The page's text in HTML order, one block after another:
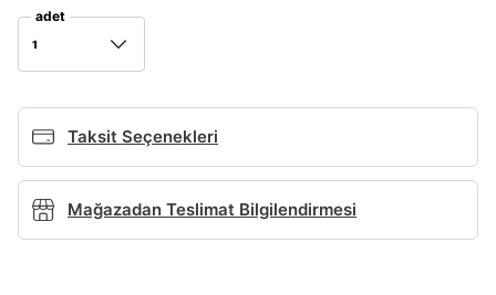
adet
1
Taksit Seçenekleri
Mağazadan Teslimat Bilgilendirmesi
Telefon Numarası*